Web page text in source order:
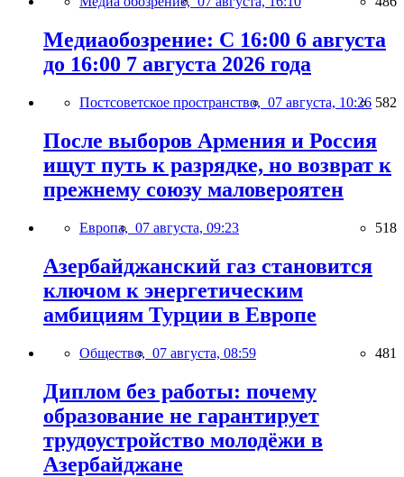
Медиаобозрение: С 16:00 6 августа
до 16:00 7 августа 2026 года
Постсоветское пространство, 07 августа, 10:26 582
После выборов Армения и Россия
ищут путь к разрядке, но возврат к
прежнему союзу маловероятен
Европа, 07 августа, 09:23 518
Азербайджанский газ становится
ключом к энергетическим
амбициям Турции в Европе
Общество, 07 августа, 08:59 481
Диплом без работы: почему
образование не гарантирует
трудоустройство молодёжи в
Азербайджане